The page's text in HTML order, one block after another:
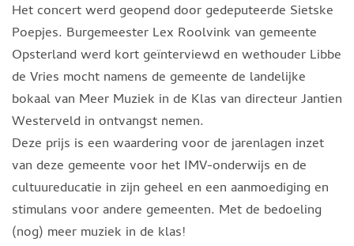
Het concert werd geopend door gedeputeerde Sietske
Poepjes. Burgemeester Lex Roolvink van gemeente
Opsterland werd kort geïnterviewd en wethouder Libbe
de Vries mocht namens de gemeente de landelijke
bokaal van Meer Muziek in de Klas van directeur Jantien
Westerveld in ontvangst nemen.
Deze prijs is een waardering voor de jarenlagen inzet
van deze gemeente voor het IMV-onderwijs en de
cultuureducatie in zijn geheel en een aanmoediging en
stimulans voor andere gemeenten. Met de bedoeling
(nog) meer muziek in de klas!